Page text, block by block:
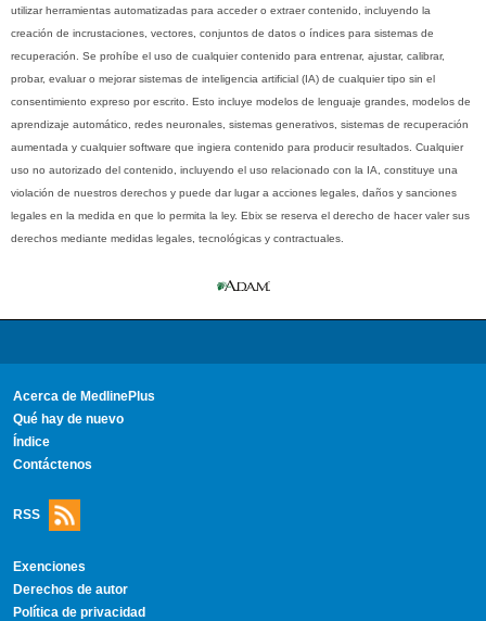
utilizar herramientas automatizadas para acceder o extraer contenido, incluyendo la
creación de incrustaciones, vectores, conjuntos de datos o índices para sistemas de
recuperación. Se prohíbe el uso de cualquier contenido para entrenar, ajustar, calibrar,
probar, evaluar o mejorar sistemas de inteligencia artificial (IA) de cualquier tipo sin el
consentimiento expreso por escrito. Esto incluye modelos de lenguaje grandes, modelos de
aprendizaje automático, redes neuronales, sistemas generativos, sistemas de recuperación
aumentada y cualquier software que ingiera contenido para producir resultados. Cualquier
uso no autorizado del contenido, incluyendo el uso relacionado con la IA, constituye una
violación de nuestros derechos y puede dar lugar a acciones legales, daños y sanciones
legales en la medida en que lo permita la ley. Ebix se reserva el derecho de hacer valer sus
derechos mediante medidas legales, tecnológicas y contractuales.
Acerca de MedlinePlus
Qué hay de nuevo
Índice
Contáctenos
RSS
Exenciones
Derechos de autor
Política de privacidad